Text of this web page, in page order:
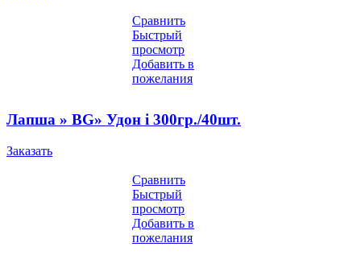
Сравнить
Быстрый
просмотр
Добавить в
пожелания
Лапша » BG» Удон i 300гр./40шт.
Заказать
Сравнить
Быстрый
просмотр
Добавить в
пожелания